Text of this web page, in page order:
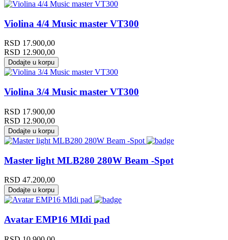
Violina 4/4 Music master VT300
RSD 17.900,00
RSD 12.900,00
Dodajte u korpu
Violina 3/4 Music master VT300
RSD 17.900,00
RSD 12.900,00
Dodajte u korpu
Master light MLB280 280W Beam -Spot
RSD 47.200,00
Dodajte u korpu
Avatar EMP16 MIdi pad